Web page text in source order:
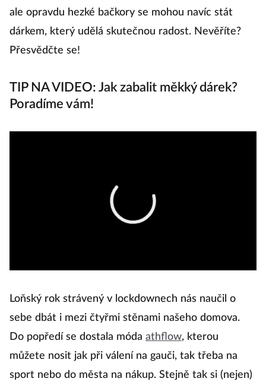
ale opravdu hezké bačkory se mohou navíc stát
dárkem, který udělá skutečnou radost. Nevěříte?
Přesvědčte se!
TIP NA VIDEO: Jak zabalit měkký dárek?
Poradíme vám!
Loňský rok strávený v lockdownech nás naučil o
sebe dbát i mezi čtyřmi stěnami našeho domova.
Do popředí se dostala móda athflow, kterou
můžete nosit jak při válení na gauči, tak třeba na
sport nebo do města na nákup. Stejně tak si (nejen)